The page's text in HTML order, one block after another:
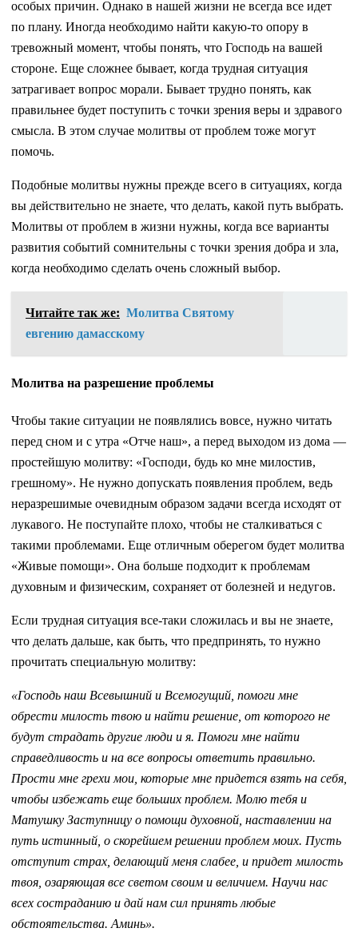
особых причин. Однако в нашей жизни не всегда все идет
по плану. Иногда необходимо найти какую-то опору в
тревожный момент, чтобы понять, что Господь на вашей
стороне. Еще сложнее бывает, когда трудная ситуация
затрагивает вопрос морали. Бывает трудно понять, как
правильнее будет поступить с точки зрения веры и здравого
смысла. В этом случае молитвы от проблем тоже могут
помочь.
Подобные молитвы нужны прежде всего в ситуациях, когда
вы действительно не знаете, что делать, какой путь выбрать.
Молитвы от проблем в жизни нужны, когда все варианты
развития событий сомнительны с точки зрения добра и зла,
когда необходимо сделать очень сложный выбор.
Читайте так же: Молитва Святому
евгению дамасскому
Молитва на разрешение проблемы
Чтобы такие ситуации не появлялись вовсе, нужно читать
перед сном и с утра «Отче наш», а перед выходом из дома —
простейшую молитву: «Господи, будь ко мне милостив,
грешному». Не нужно допускать появления проблем, ведь
неразрешимые очевидным образом задачи всегда исходят от
лукавого. Не поступайте плохо, чтобы не сталкиваться с
такими проблемами. Еще отличным оберегом будет молитва
«Живые помощи». Она больше подходит к проблемам
духовным и физическим, сохраняет от болезней и недугов.
Если трудная ситуация все-таки сложилась и вы не знаете,
что делать дальше, как быть, что предпринять, то нужно
прочитать специальную молитву:
«Господь наш Всевышний и Всемогущий, помоги мне
обрести милость твою и найти решение, от которого не
будут страдать другие люди и я. Помоги мне найти
справедливость и на все вопросы ответить правильно.
Прости мне грехи мои, которые мне придется взять на себя,
чтобы избежать еще больших проблем. Молю тебя и
Матушку Заступницу о помощи духовной, наставлении на
путь истинный, о скорейшем решении проблем моих. Пусть
отступит страх, делающий меня слабее, и придет милость
твоя, озаряющая все светом своим и величием. Научи нас
всех состраданию и дай нам сил принять любые
обстоятельства. Аминь».